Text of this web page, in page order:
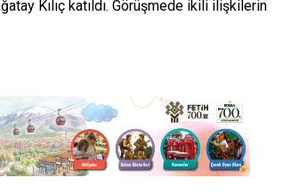
Kılıç katıldı. Görüşmede ikili ilişkilerin